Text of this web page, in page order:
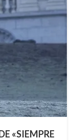
«SIEMPRE